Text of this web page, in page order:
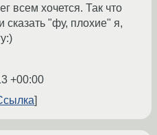
всем хочется. Так что
сказать "фу, плохие" я,
+00:00